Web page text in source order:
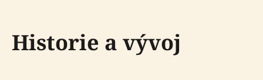
Historie a vývoj